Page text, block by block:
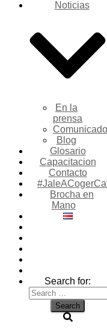
Noticias
En la
prensa
Blog
Glosario
Capacitacion
Contacto
Brocha en
Mano
Search for: